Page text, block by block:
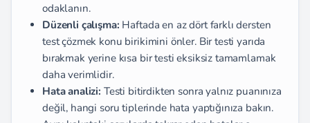
odaklanın.
Düzenli çalışma: Haftada en az dört farklı dersten
test çözmek konu birikimini önler. Bir testi yarıda
bırakmak yerine kısa bir testi eksiksiz tamamlamak
daha verimlidir.
Hata analizi: Testi bitirdikten sonra yalnız puanınıza
değil, hangi soru tiplerinde hata yaptığınıza bakın.